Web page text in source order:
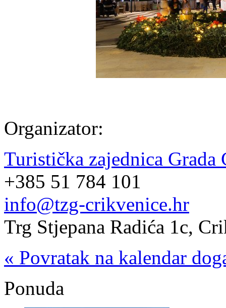
Organizator:
Turistička zajednica Grada
+385 51 784 101
info@tzg-crikvenice.hr
Trg Stjepana Radića 1c,
« Povratak na kalendar
Ponuda